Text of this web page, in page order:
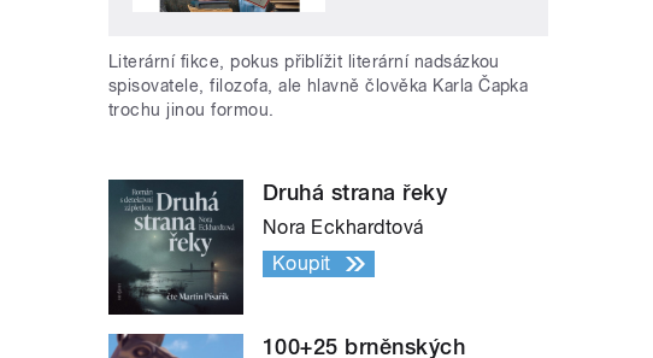
Literární fikce, pokus přiblížit literární nadsázkou
spisovatele, filozofa, ale hlavně člověka Karla Čapka
trochu jinou formou.
Druhá strana řeky
Nora Eckhardtová
Koupit
100+25 brněnských